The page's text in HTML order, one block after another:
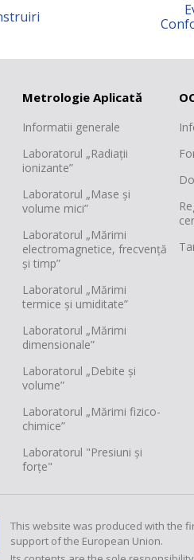
Evaluarea
Conformității MM
Metrologie Aplicată
Informatii generale
Laboratorul „Radiații
ionizante”
Laboratorul „Mase și
volume mici”
Laboratorul „Mărimi
electromagnetice, frecvență
și timp”
Laboratorul „Mărimi
termice și umiditate”
Laboratorul „Mărimi
dimensionale”
Laboratorul „Debite și
volume”
Laboratorul „Mărimi fizico-
chimice”
Laboratorul "Presiuni și
forțe"
This website was produced with the
support of the European Union.